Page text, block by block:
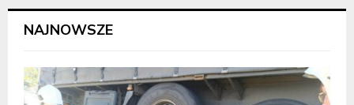
NAJNOWSZE